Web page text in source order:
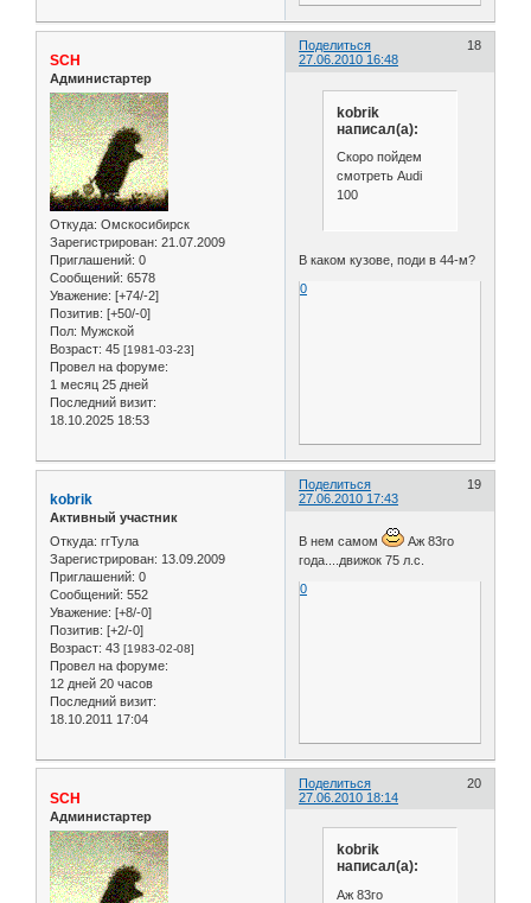
Поделиться
18
27.06.2010 16:48
SCH
Администартер
Откуда: Омскосибирск
Зарегистрирован: 21.07.2009
Приглашений: 0
Сообщений: 6578
Уважение: [+74/-2]
Позитив: [+50/-0]
Пол: Мужской
Возраст: 45 [1981-03-23]
Провел на форуме:
1 месяц 25 дней
Последний визит:
18.10.2025 18:53
kobrik
написал(а):
Скоро пойдем
смотреть Audi
100
В каком кузове, поди в 44-м?
0
Поделиться
19
27.06.2010 17:43
kobrik
Активный участник
Откуда: ггТула
Зарегистрирован: 13.09.2009
Приглашений: 0
Сообщений: 552
Уважение: [+8/-0]
Позитив: [+2/-0]
Возраст: 43 [1983-02-08]
Провел на форуме:
12 дней 20 часов
Последний визит:
18.10.2011 17:04
В нем самом
Аж 83го
года....движок 75 л.с.
0
Поделиться
20
27.06.2010 18:14
SCH
Администартер
kobrik
написал(а):
Аж 83го